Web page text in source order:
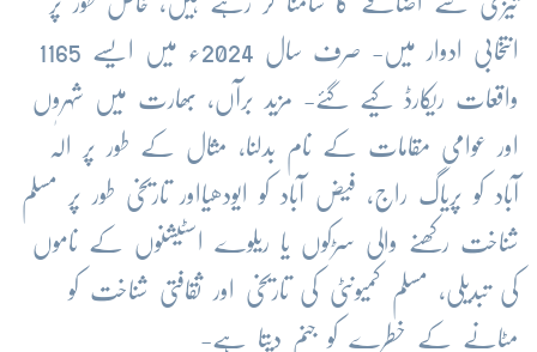
انتخابی ادوار میں- صرف سال 2024ء میں ایسے 1165
واقعات ریکارڈ کیے گئے- مزید برآں، بھارت میں شہروں
اور عوامی مقامات کے نام بدلنا، مثال کے طور پر الٰہ
آباد کو پریاگ راج، فیض آباد کو ایودھیااور تاریخی طور پر مسلم
شناخت رکھنے والی سڑکوں یا ریلوے اسٹیشنوں کے ناموں
کی تبدیلی، مسلم کمیونٹی کی تاریخی اور ثقافتی شناخت کو
مٹانے کے خطرے کو جنم دیتا ہے-